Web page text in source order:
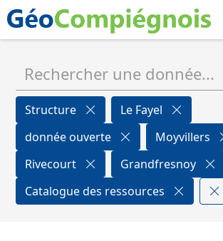
Structure
Le Fayel
donnée ouverte
Moyvillers
Rivecourt
Grandfresnoy
Catalogue des ressources